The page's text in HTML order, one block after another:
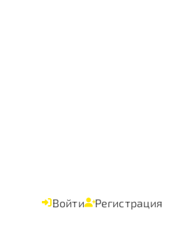
Войти Регистрация